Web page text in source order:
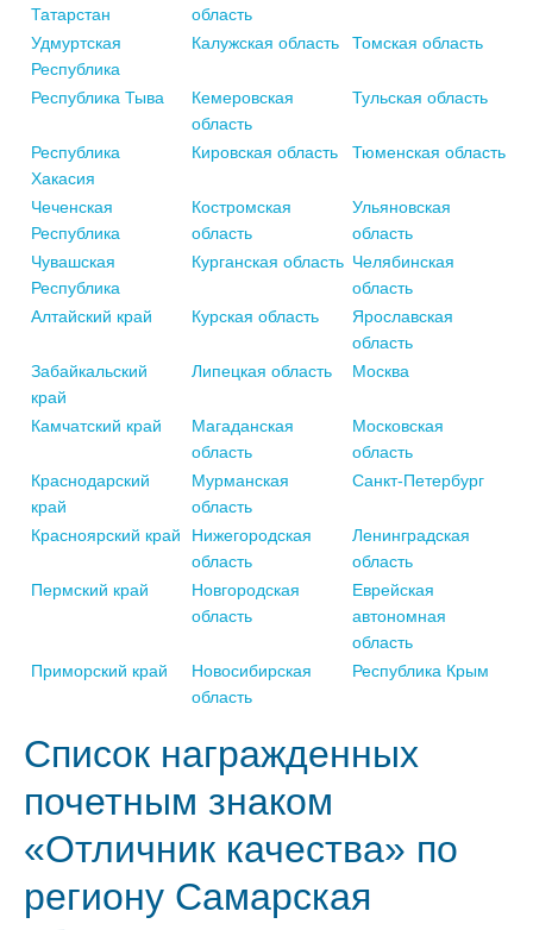
Татарстан
область
Удмуртская
Республика
Калужская область Томская область
Республика Тыва
Кемеровская
область
Тульская область
Республика
Хакасия
Кировская область Тюменская область
Чеченская
Республика
Костромская
область
Ульяновская
область
Чувашская
Республика
Курганская область Челябинская
область
Алтайский край
Курская область
Ярославская
область
Забайкальский
край
Липецкая область Москва
Камчатский край
Магаданская
область
Московская
область
Краснодарский
край
Мурманская
область
Санкт-Петербург
Красноярский край
Нижегородская
область
Ленинградская
область
Пермский край
Новгородская
область
Еврейская
автономная
область
Приморский край
Новосибирская
область
Республика Крым
Список награжденных
почетным знаком
«Отличник качества» по
региону Самарская